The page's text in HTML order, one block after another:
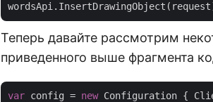
Теперь давайте рассмотрим
приведенного выше фрагмента
var config = new Configuration {